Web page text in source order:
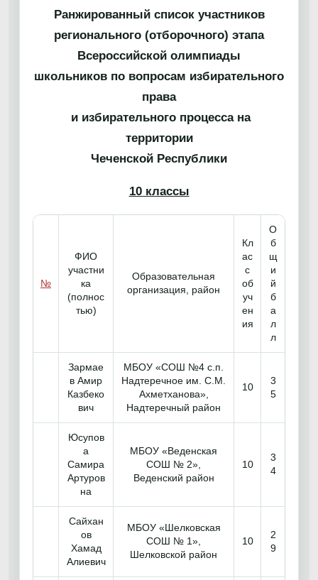
Ранжированный список участников
регионального (отборочного) этапа
Всероссийской олимпиады
школьников по вопросам избирательного
права
и избирательного процесса на
территории
Чеченской Республики
10 классы
№
ФИО
участни
ка
(полнос
тью)
Образовательная
организация, район
Кл
ас
с
об
уч
ен
ия
О
б
щ
и
й
б
а
л
л
Зармае
в Амир
Казбеко
вич
МБОУ «СОШ №4 с.п.
Надтеречное им. С.М.
Ахметханова»,
Надтеречный район
10
3
5
Юсупов
а
Самира
Артуров
на
МБОУ «Веденская
СОШ № 2»,
Веденский район
10
3
4
Сайхан
ов
Хамад
Алиевич
МБОУ «Шелковская
СОШ № 1»,
Шелковской район
10
2
9